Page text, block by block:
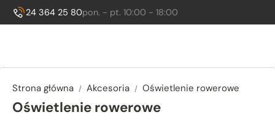
Zadzwoń do nas:
24 364 25 80Godziny otwarcia:
pon. - pt. 10:00 - 18:00
Strona główna Akcesoria Oświetlenie rowerowe
Oświetlenie rowerowe